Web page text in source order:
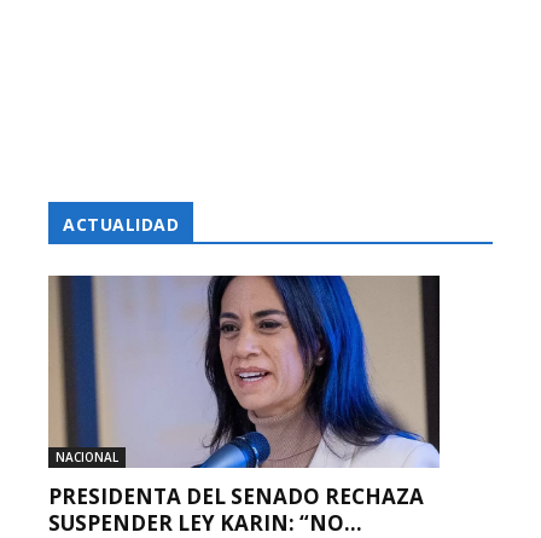
ACTUALIDAD
NACIONAL
PRESIDENTA DEL SENADO RECHAZA
SUSPENDER LEY KARIN: “NO...